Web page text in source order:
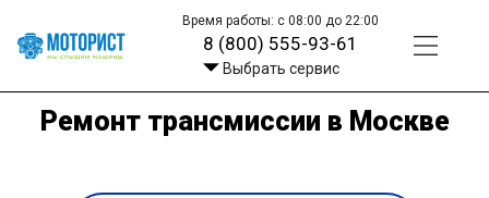
Время работы: с 08:00 до 22:00
8 (800) 555-93-61
Выбрать сервис
Ремонт трансмиссии в Москве